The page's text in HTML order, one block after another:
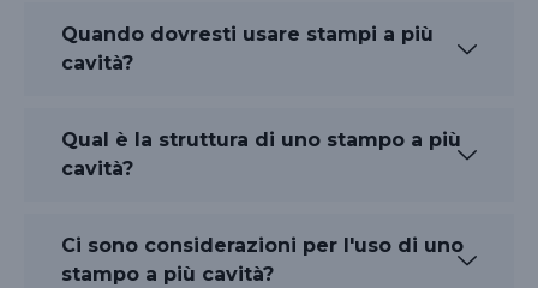
Quando dovresti usare stampi a più
cavità?
Qual è la struttura di uno stampo a più
cavità?
Ci sono considerazioni per l'uso di uno
stampo a più cavità?